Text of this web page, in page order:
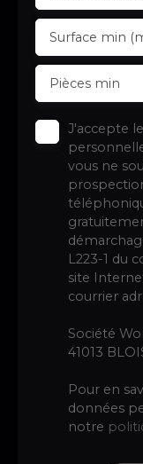
Surface min
Pièces min
J'accepte
vous ne
L223-1 du
site
courrier
Société
41013
Pour en
données
notre